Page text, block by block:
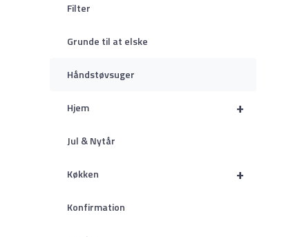
Filter
Grunde til at elske
Håndstøvsuger
+
Hjem
Jul & Nytår
+
Køkken
Konfirmation